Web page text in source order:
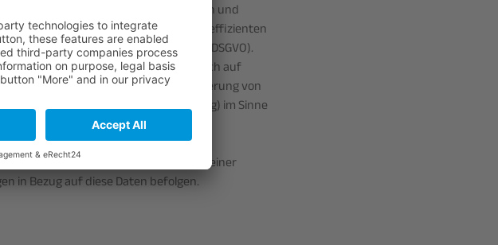
gegenüber unseren potenziellen und
einer sicheren, schnellen und effizienten
Anbieter (Art. 6 Abs. 1 lit. f DSGVO).
erfolgt die Verarbeitung ausschließlich auf
soweit die Einwilligung die Speicherung von
Nutzers (z. B. Device-Fingerprinting) im Sinne
verarbeiten, wie dies zur Erfüllung seiner
in Bezug auf diese Daten befolgen.